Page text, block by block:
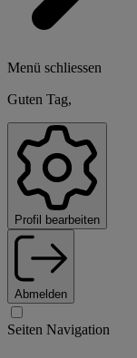
Menü schliessen
Guten Tag,
Profil bearbeiten
Abmelden
Seiten Navigation